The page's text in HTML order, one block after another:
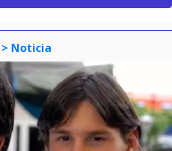
> Noticia